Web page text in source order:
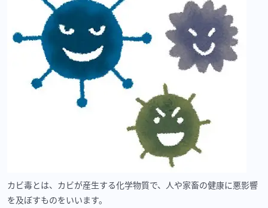
カビ毒とは、カビが産生する化学物質で、人や家畜の健康に悪影響
を及ぼすものをいいます。